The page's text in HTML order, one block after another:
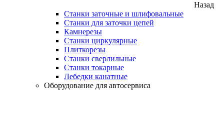
Назад
Станки заточные и шлифовальные
Станки для заточки цепей
Камнерезы
Станки циркулярные
Плиткорезы
Станки сверлильные
Станки токарные
Лебедки канатные
Оборудование для автосервиса